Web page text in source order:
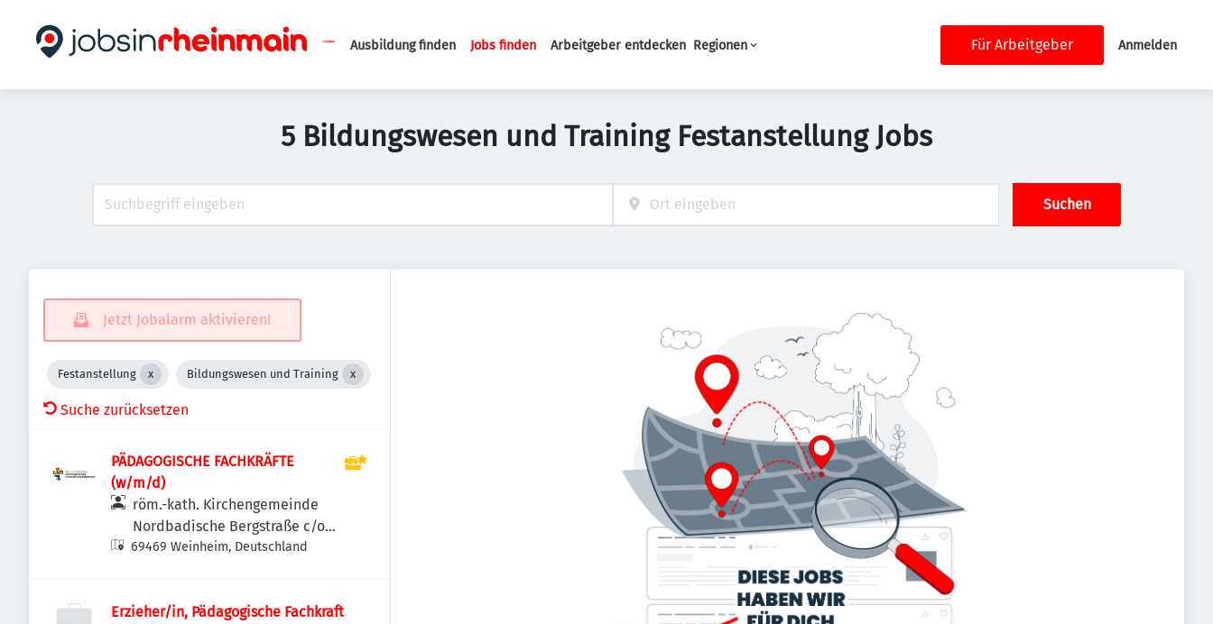
Haupt-Navigation
Ausbildung finden Jobs finden Arbeitgeber entdecken Regionen Für Arbeitgeber Anmelden
5 Bildungswesen und Training Festanstellung Jobs
Suchen
Jetzt Jobalarm aktivieren!
Festanstellung Bildungswesen und Training
Suche zurücksetzen
PÄDAGOGISCHE FACHKRÄFTE
(w/m/d)
röm.-kath. Kirchengemeinde
Nordbadische Bergstraße c/o
Verwaltungszentrum
69469 Weinheim, Deutschland
Erzieher/in, Pädagogische Fachkraft